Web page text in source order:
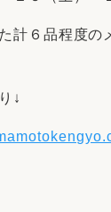
計６品程度の
↓